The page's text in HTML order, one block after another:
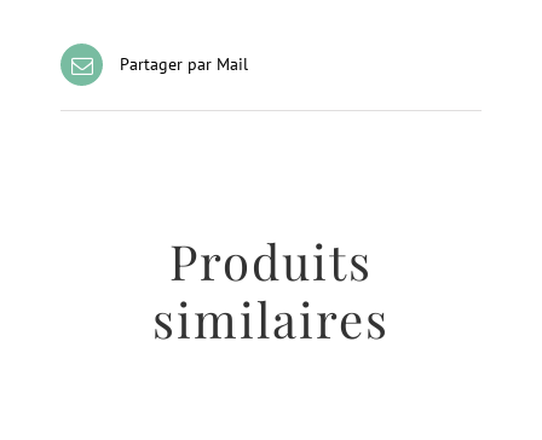
Partager par Mail
Produits
similaires